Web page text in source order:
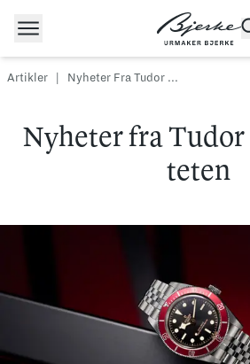
Hopp til innhold
POPULÆRE SØK
Longines
Artikler Nyheter Fra Tudor ...
Nyheter fra Tudor
teten